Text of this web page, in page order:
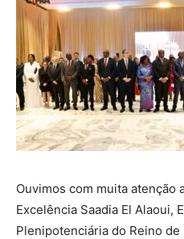
Ouvimos com muita atenção
Excelência Saadia El Alaoui,
Plenipotenciária do Reino